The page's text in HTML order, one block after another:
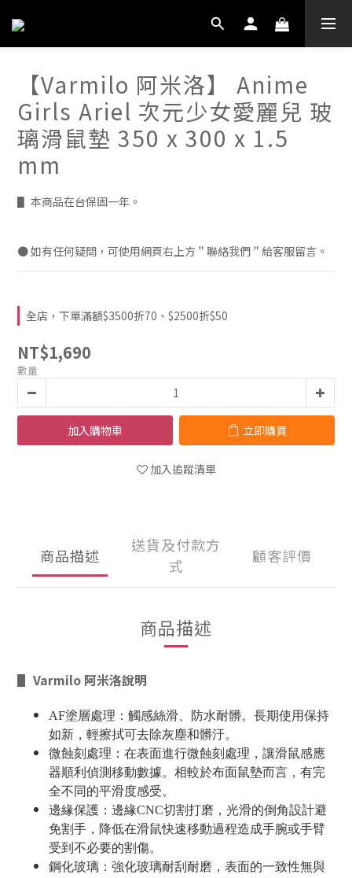
【Varmilo 阿米洛】 Anime
Girls Ariel 次元少女愛麗兒 玻
璃滑鼠墊 350 x 300 x 1.5
mm
▋ 本商品在台保固一年。
● 如有任何疑問，可使用網頁右上方＂聯絡我們＂給客服留言。
全店，下單滿額$3500折70、$2500折$50
NT$1,690
數量
加入購物車 立即購買
加入追蹤清單
商品描述
送貨及付款方
式
顧客評價
商品描述
▋ Varmilo 阿米洛說明
AF塗層處理：觸感絲滑、防水耐髒。長期使用保持
如新，輕擦拭可去除灰塵和髒汙。
微蝕刻處理：在表面進行微蝕刻處理，讓滑鼠感應
器順利偵測移動數據。相較於布面鼠墊而言，有完
全不同的平滑度感受。
邊緣保護：邊緣CNC切割打磨，光滑的倒角設計避
免割手，降低在滑鼠快速移動過程造成手腕或手臂
受到不必要的割傷。
鋼化玻璃：強化玻璃耐刮耐磨，表面的一致性無與